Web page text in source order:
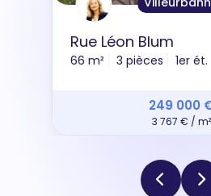
Rue Léon Blum
66 m² 3 pièces 1er ét.
249 000
3 767 € / m²